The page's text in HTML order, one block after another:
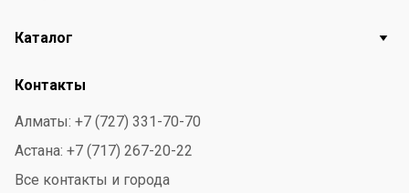
Каталог
Контакты
Алматы: +7 (727) 331-70-70
Астана: +7 (717) 267-20-22
Все контакты и города